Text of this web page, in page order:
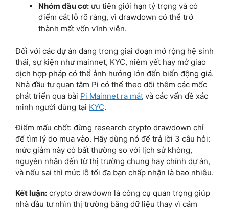
Nhóm đầu cơ: ưu tiên giới hạn tỷ trọng và có
điểm cắt lỗ rõ ràng, vì drawdown có thể trở
thành mất vốn vĩnh viễn.
Đối với các dự án đang trong giai đoạn mở rộng hệ sinh
thái, sự kiện như mainnet, KYC, niêm yết hay mở giao
dịch hợp pháp có thể ảnh hưởng lớn đến biến động giá.
Nhà đầu tư quan tâm Pi có thể theo dõi thêm các mốc
phát triển qua bài Pi Mainnet ra mắt và các vấn đề xác
minh người dùng tại KYC.
Điểm mấu chốt: đừng research crypto drawdown chỉ
để tìm lý do mua vào. Hãy dùng nó để trả lời 3 câu hỏi:
mức giảm này có bất thường so với lịch sử không,
nguyên nhân đến từ thị trường chung hay chính dự án,
và nếu sai thì mức lỗ tối đa bạn chấp nhận là bao nhiêu.
Kết luận: crypto drawdown là công cụ quan trọng giúp
nhà đầu tư nhìn thị trường bằng dữ liệu thay vì cảm